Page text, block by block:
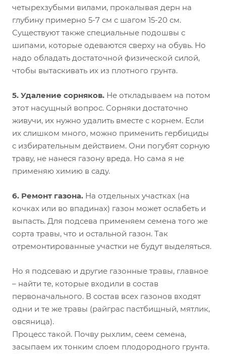
четырехзубыми вилами, прокалывая дерн на
глубину примерно 5-7 см с шагом 15-20 см.
Существуют также специальные подошвы с
шипами, которые одеваются сверху на обувь. Но
надо обладать достаточной физической силой,
чтобы вытаскивать их из плотного грунта.
5. Удаление сорняков. Не откладываем на потом
этот насущный вопрос. Сорняки достаточно
живучи, их нужно удалить вместе с корнем. Если
их слишком много, можно применить гербициды
с избирательным действием. Они погубят сорную
траву, не нанеся газону вреда. Но сама я не
применяю химию в саду.
6. Ремонт газона. На отдельных участках (на
кочках или во впадинах) газон может ослабеть и
выпасть. Для подсева применяем семена того же
сорта травы, что и остальной газон. Так
отремонтированные участки не будут выделяться.
Но я подсеваю и другие газонные травы, главное
– найти те, которые входили в состав
первоначального. В состав всех газонов входят
одни и те же травы (райграс пастбищный, мятлик,
овсяница).
Процесс такой. Почву рыхлим, сеем семена,
засыпаем их тонким слоем плодородного грунта.